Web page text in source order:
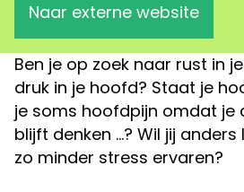
Naar externe website
Ben je op zoek naar rust in
druk in je hoofd? Staat je
je soms hoofdpijn omdat je
blijft denken …? Wil jij anders
zo minder stress ervaren?